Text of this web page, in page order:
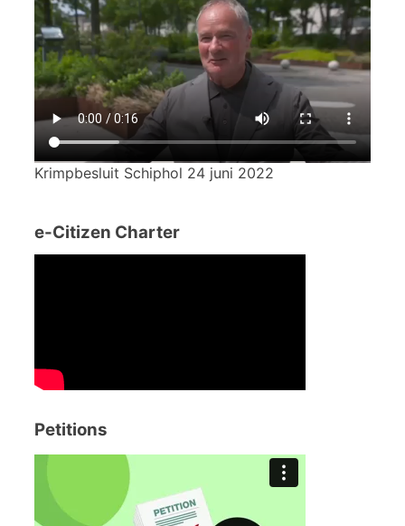
Krimpbesluit Schiphol 24 juni 2022
e-Citizen Charter
Petitions